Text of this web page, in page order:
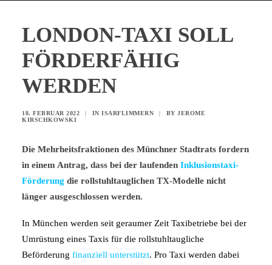
LONDON-TAXI SOLL
FÖRDERFÄHIG
WERDEN
18. FEBRUAR 2022 | IN ISARFLIMMERN | BY JEROME
KIRSCHKOWSKI
Die Mehrheitsfraktionen des Münchner Stadtrats fordern
in einem Antrag, dass bei der laufenden Inklusionstaxi-
Förderung die rollstuhltauglichen TX-Modelle nicht
länger ausgeschlossen werden.
In München werden seit geraumer Zeit Taxibetriebe bei der
Umrüstung eines Taxis für die rollstuhltaugliche
Beförderung finanziell unterstützt. Pro Taxi werden dabei